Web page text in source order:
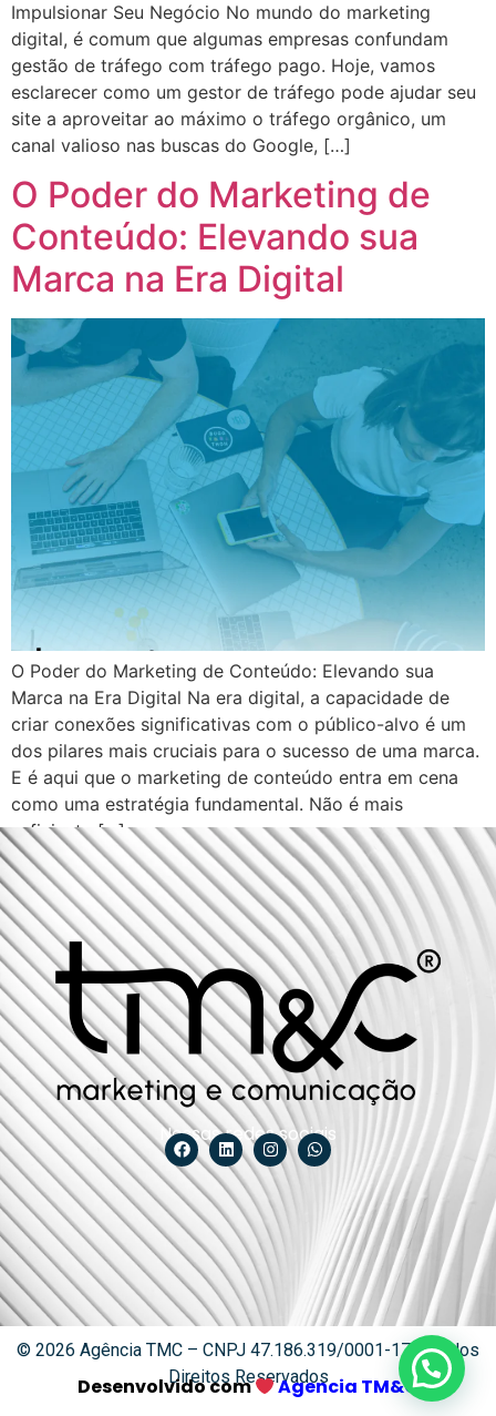
Impulsionar Seu Negócio No mundo do marketing
digital, é comum que algumas empresas confundam
gestão de tráfego com tráfego pago. Hoje, vamos
esclarecer como um gestor de tráfego pode ajudar seu
site a aproveitar ao máximo o tráfego orgânico, um
canal valioso nas buscas do Google, […]
O Poder do Marketing de
Conteúdo: Elevando sua
Marca na Era Digital
O Poder do Marketing de Conteúdo: Elevando sua
Marca na Era Digital Na era digital, a capacidade de
criar conexões significativas com o público-alvo é um
dos pilares mais cruciais para o sucesso de uma marca.
E é aqui que o marketing de conteúdo entra em cena
como uma estratégia fundamental. Não é mais
suficiente […]
Nossas redes sociais
© 2026 Agência TMC – CNPJ 47.186.319/0001-17 – Todos
Direitos Reservados
Desenvolvido com Agencia TM&C